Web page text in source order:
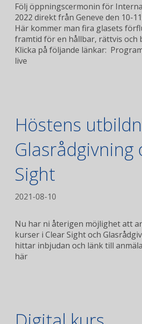
Följ öppningscermonin för
2022 direkt från Geneve den 10-
‎Här kommer man fira glasets
framtid för en hållbar, rättvis och
Klicka på följande länkar:
live
Höstens
Glasrådgivning
Sight
2021-08-10
Nu har ni återigen möjlighet att
kurser i Clear Sight och
hittar inbjudan och länk till
här